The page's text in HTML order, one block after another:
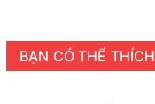
BẠN CÓ THỂ THÍCH